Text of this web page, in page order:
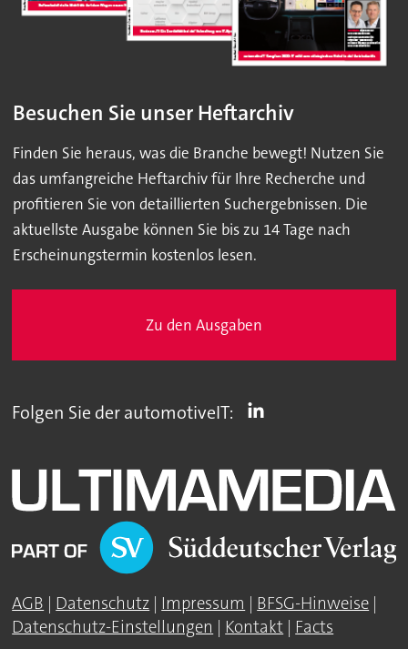
Besuchen Sie unser Heftarchiv
Finden Sie heraus, was die Branche bewegt! Nutzen Sie
das umfangreiche Heftarchiv für Ihre Recherche und
profitieren Sie von detaillierten Suchergebnissen. Die
aktuellste Ausgabe können Sie bis zu 14 Tage nach
Erscheinungstermin kostenlos lesen.
Zu den Ausgaben
Folgen Sie der automotiveIT:
AGB | Datenschutz | Impressum | BFSG-Hinweise |
Datenschutz-Einstellungen | Kontakt | Facts